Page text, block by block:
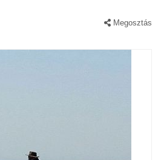
Megosztás